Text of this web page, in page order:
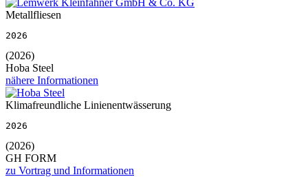
Metallfliesen
2026
(2026)
Hoba Steel
nähere Informationen
Klimafreundliche Linienentwässerung
2026
(2026)
GH FORM
zu Vortrag und Informationen